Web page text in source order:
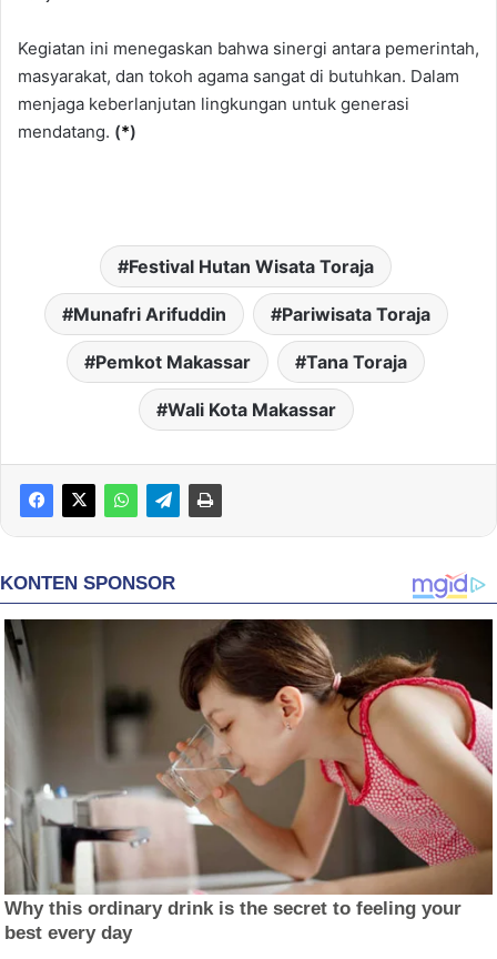
Kegiatan ini menegaskan bahwa sinergi antara pemerintah,
masyarakat, dan tokoh agama sangat di butuhkan. Dalam
menjaga keberlanjutan lingkungan untuk generasi
mendatang. (*)
Festival Hutan Wisata Toraja
Munafri Arifuddin Pariwisata Toraja
Pemkot Makassar Tana Toraja
Wali Kota Makassar